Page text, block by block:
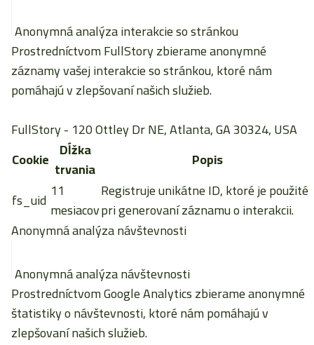
Anonymná analýza interakcie so stránkou
Prostredníctvom FullStory zbierame anonymné
záznamy vašej interakcie so stránkou, ktoré nám
pomáhajú v zlepšovaní našich služieb.
FullStory- 120 Ottley Dr NE, Atlanta, GA 30324, USA
Cookie Dĺžka
trvania
Popis
fs_uid 11
mesiacov
Registruje unikátne ID, ktoré je použité
pri generovaní záznamu o interakcii.
Anonymná analýza návštevnosti
Anonymná analýza návštevnosti
Prostredníctvom Google Analytics zbierame anonymné
štatistiky o návštevnosti, ktoré nám pomáhajú v
zlepšovaní našich služieb.